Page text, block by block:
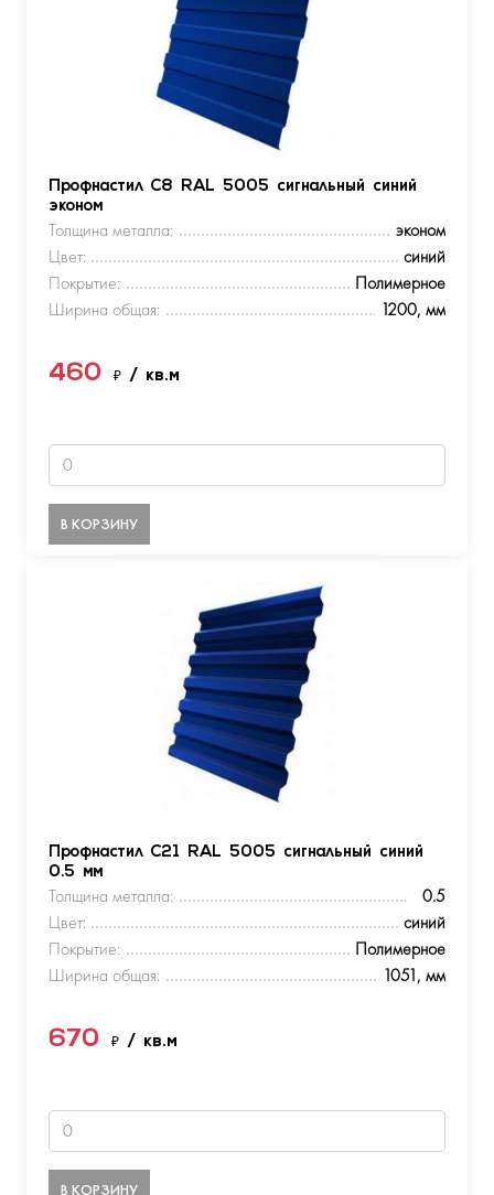
Профнастил С8 RAL 5005 сигнальный синий
эконом
Толщина металла:
эконом
Цвет:
синий
Покрытие:
Полимерное
Ширина общая:
1200, мм
460 ₽ / кв.м
В КОРЗИНУ
Профнастил С21 RAL 5005 сигнальный синий
0.5 мм
Толщина металла:
0.5
Цвет:
синий
Покрытие:
Полимерное
Ширина общая:
1051, мм
670 ₽ / кв.м
В КОРЗИНУ